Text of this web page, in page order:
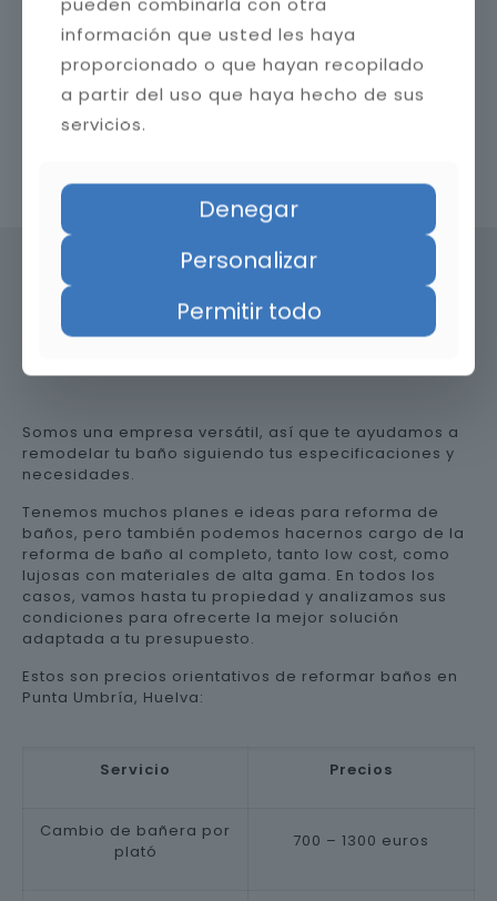
Contacta con nosotros
Precio de reformar el baño en
Huelva
Somos una empresa versátil, así que te ayudamos a
remodelar tu baño siguiendo tus especificaciones y
necesidades.
Tenemos muchos planes e ideas para reforma de
baños, pero también podemos hacernos cargo de la
reforma de baño al completo, tanto low cost, como
lujosas con materiales de alta gama. En todos los
casos, vamos hasta tu propiedad y analizamos sus
condiciones para ofrecerte la mejor solución
adaptada a tu presupuesto.
Estos son precios orientativos de reformar baños en
Punta Umbría, Huelva:
Servicio Precios
Cambio de bañera por
plató
700 – 1300 euros
información que usted les haya
proporcionado o que hayan recopilado
a partir del uso que haya hecho de sus
servicios.
Denegar
Personalizar
Permitir todo